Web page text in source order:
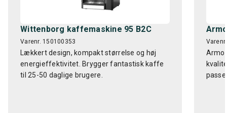
Wittenborg kaffemaskine 95 B2C
Varenr. 150100353
Lækkert design, kompakt størrelse og høj
energieffektivitet. Brygger fantastisk kaffe
til 25-50 daglige brugere.